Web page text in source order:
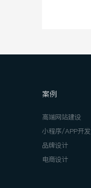
案例
高端网站建设
小程序/APP开发
品牌设计
电商设计